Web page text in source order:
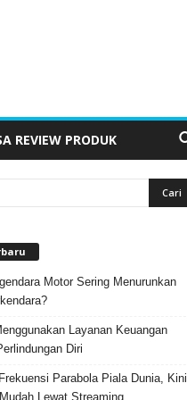
REVIEW PRODUK
Motor Sering Menurunkan
Layanan Keuangan
Diri
Parabola Piala Dunia, Kini
Lewat Streaming